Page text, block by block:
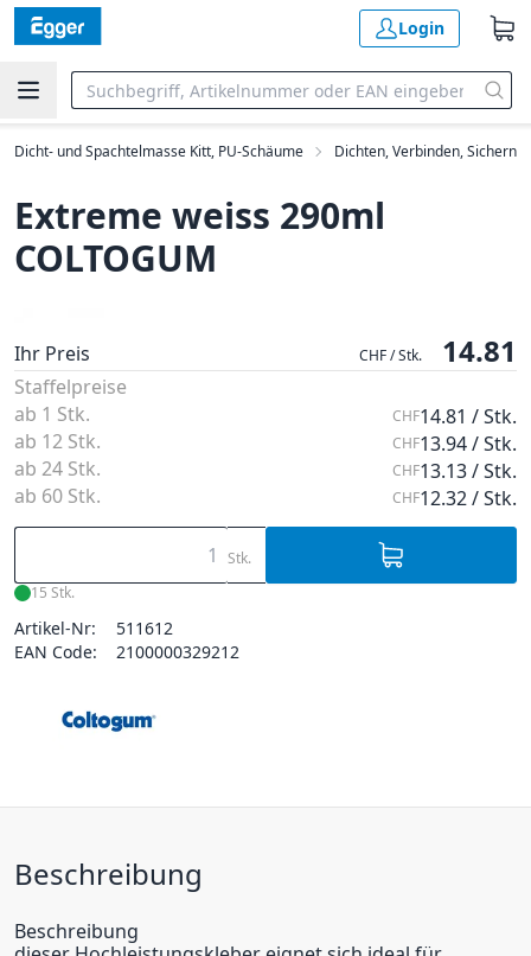
Login
Dicht- und Spachtelmasse Kitt, PU-Schäume Dichten, Verbinden, Sichern
Extreme weiss 290ml
COLTOGUM
Ihr Preis CHF / Stk. 14.81
Staffelpreise
ab 1 Stk.
CHF14.81 / Stk.
ab 12 Stk.
CHF13.94 / Stk.
ab 24 Stk.
CHF13.13 / Stk.
ab 60 Stk.
CHF12.32 / Stk.
Stk.
15 Stk.
Artikel-Nr:
511612
EAN Code:
2100000329212
Beschreibung
Beschreibung